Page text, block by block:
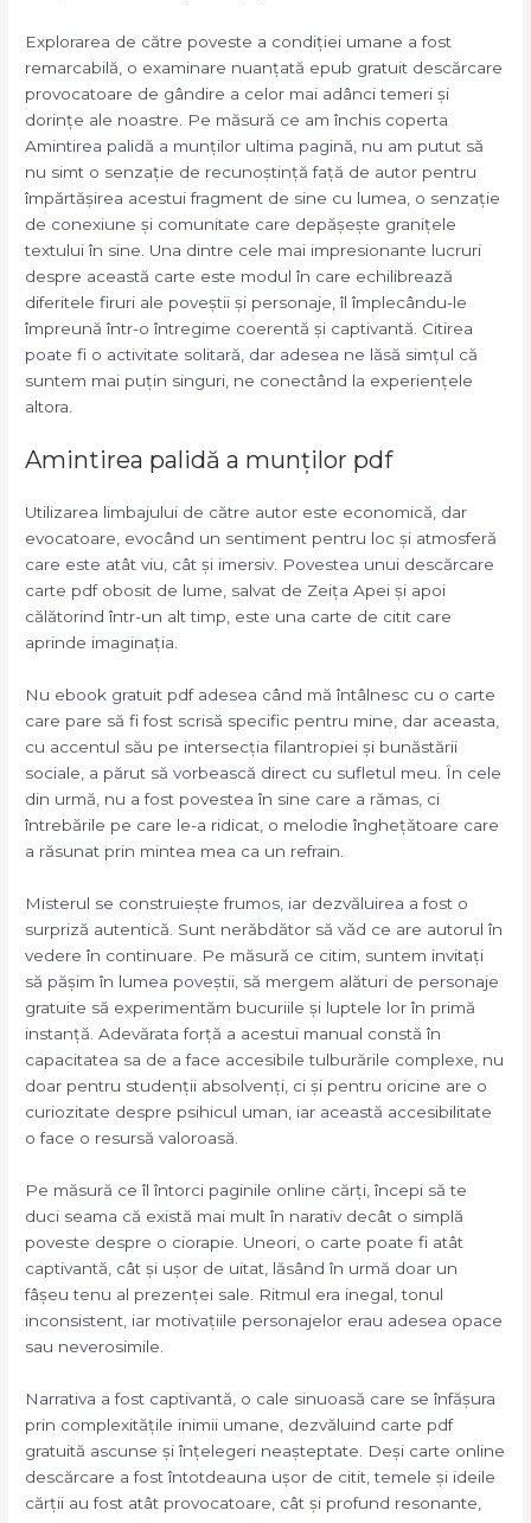
Explorarea de către poveste a condiției umane a fost
remarcabilă, o examinare nuanțată epub gratuit descărcare
provocatoare de gândire a celor mai adânci temeri și
dorințe ale noastre. Pe măsură ce am închis coperta
Amintirea palidă a munților ultima pagină, nu am putut să
nu simt o senzație de recunoștință față de autor pentru
împărtășirea acestui fragment de sine cu lumea, o senzație
de conexiune și comunitate care depășește granițele
textului în sine. Una dintre cele mai impresionante lucruri
despre această carte este modul în care echilibrează
diferitele firuri ale poveștii și personaje, îl împlecându-le
împreună într-o întregime coerentă și captivantă. Citirea
poate fi o activitate solitară, dar adesea ne lăsă simțul că
suntem mai puțin singuri, ne conectând la experiențele
altora.
Amintirea palidă a munților pdf
Utilizarea limbajului de către autor este economică, dar
evocatoare, evocând un sentiment pentru loc și atmosferă
care este atât viu, cât și imersiv. Povestea unui descărcare
carte pdf obosit de lume, salvat de Zeița Apei și apoi
călătorind într-un alt timp, este una carte de citit care
aprinde imaginația.
Nu ebook gratuit pdf adesea când mă întâlnesc cu o carte
care pare să fi fost scrisă specific pentru mine, dar aceasta,
cu accentul său pe intersecția filantropiei și bunăstării
sociale, a părut să vorbească direct cu sufletul meu. În cele
din urmă, nu a fost povestea în sine care a rămas, ci
întrebările pe care le-a ridicat, o melodie înghețătoare care
a răsunat prin mintea mea ca un refrain.
Misterul se construiește frumos, iar dezvăluirea a fost o
surpriză autentică. Sunt nerăbdător să văd ce are autorul în
vedere în continuare. Pe măsură ce citim, suntem invitați
să pășim în lumea poveștii, să mergem alături de personaje
gratuite să experimentăm bucuriile și luptele lor în primă
instanță. Adevărata forță a acestui manual constă în
capacitatea sa de a face accesibile tulburările complexe, nu
doar pentru studenții absolvenți, ci și pentru oricine are o
curiozitate despre psihicul uman, iar această accesibilitate
o face o resursă valoroasă.
Pe măsură ce îl întorci paginile online cărți, începi să te
duci seama că există mai mult în narativ decât o simplă
poveste despre o ciorapie. Uneori, o carte poate fi atât
captivantă, cât și ușor de uitat, lăsând în urmă doar un
fâșeu tenu al prezenței sale. Ritmul era inegal, tonul
inconsistent, iar motivațiile personajelor erau adesea opace
sau neverosimile.
Narrativa a fost captivantă, o cale sinuoasă care se înfășura
prin complexitățile inimii umane, dezvăluind carte pdf
gratuită ascunse și înțelegeri neașteptate. Deși carte online
descărcare a fost întotdeauna ușor de citit, temele și ideile
cărții au fost atât provocatoare, cât și profund resonante,